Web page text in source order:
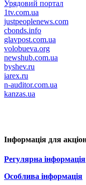
Урядовий портал
1tv.com.ua
justpeoplenews.com
cbonds.info
glavpost.com.ua
volobueva.org
newshub.com.ua
byshev.ru
iarex.ru
n-auditor.com.ua
kanzas.ua
Інформація для
Регулярна інформація
Особлива інформація